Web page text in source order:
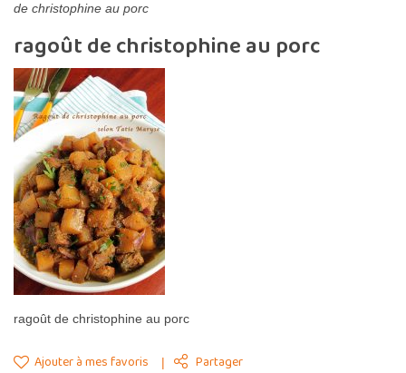
de christophine au porc
ragoût de christophine au porc
ragoût de christophine au porc
Ajouter à mes favoris Partager